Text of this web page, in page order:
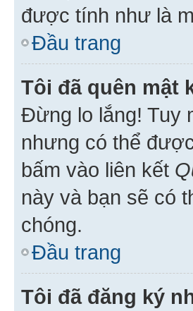
được tính như là
Đầu trang
Tôi đã quên mật
Đừng lo lắng! Tuy
nhưng có thể
bấm vào liên kết
này và bạn sẽ có
chóng.
Đầu trang
Tôi đã đăng ký